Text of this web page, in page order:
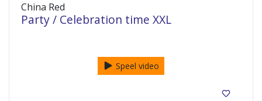
China Red
Party / Celebration time XXL
Speel video